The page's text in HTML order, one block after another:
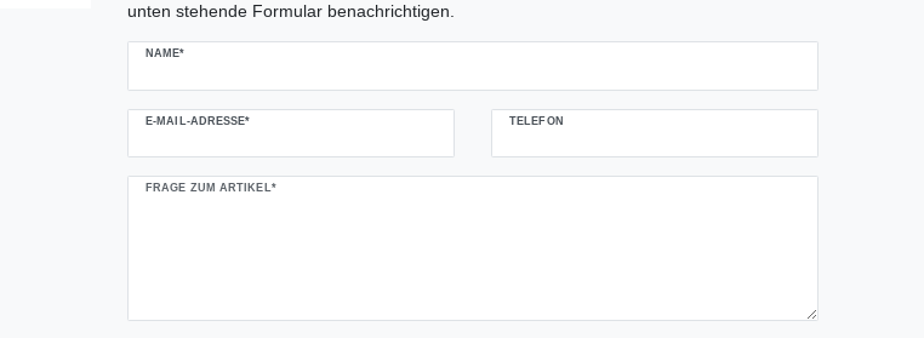
unten stehende Formular benachrichtigen.
NAME*
E-MAIL-ADRESSE* TELEFON
FRAGE ZUM ARTIKEL*